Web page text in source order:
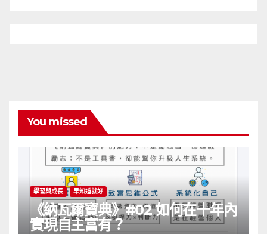
You missed
學習與成長 早知道就好
《納瓦爾寶典》#02 如何在十年內
實現自主富有？